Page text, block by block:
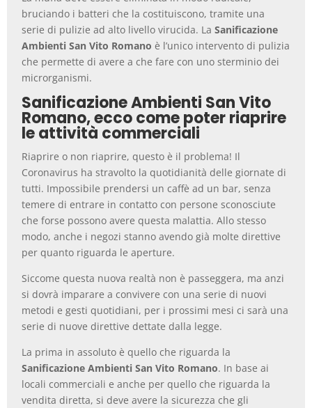
bruciando i batteri che la costituiscono, tramite una
serie di pulizie ad alto livello virucida. LaSanificazione
Ambienti San Vito Romano è l’unico intervento di pulizia
che permette di avere a che fare con uno sterminio dei
microrganismi.
Sanificazione Ambienti San Vito
Romano, ecco come poter riaprire
le attività commerciali
Riaprire o non riaprire, questo è il problema! Il
Coronavirus ha stravolto la quotidianità delle giornate di
tutti. Impossibile prendersi un caffè ad un bar, senza
temere di entrare in contatto con persone sconosciute
che forse possono avere questa malattia. Allo stesso
modo, anche i negozi stanno avendo già molte direttive
per quanto riguarda le aperture.
Siccome questa nuova realtà non è passeggera, ma anzi
si dovrà imparare a convivere con una serie di nuovi
metodi e gesti quotidiani, per i prossimi mesi ci sarà una
serie di nuove direttive dettate dalla legge.
La prima in assoluto è quello che riguarda la
Sanificazione Ambienti San Vito Romano. In base ai
locali commerciali e anche per quello che riguarda la
vendita diretta, si deve avere la sicurezza che gli